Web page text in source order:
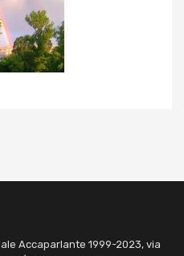
Accaparlante 1999-2023, via